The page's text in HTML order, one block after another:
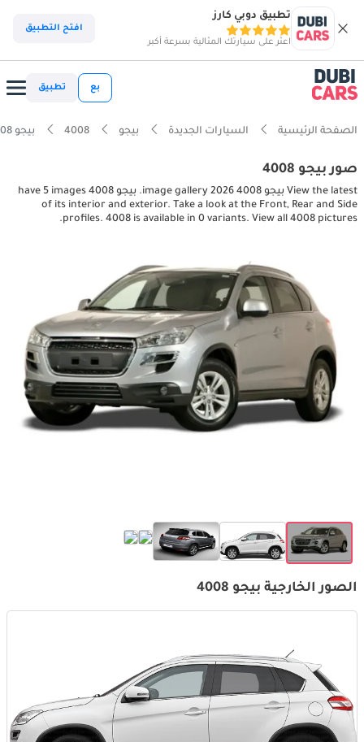
تطبيق دوبي كارز
اعثر على سيارتك المثالية بسرعة أكبر
افتح التطبيق
بع تطبيق
الصفحة الرئيسية السيارات الجديدة بيجو 4008 بيجو 4008 interior, exterior pictures
صور بيجو 4008
View the latest بيجو 4008 2026 image gallery. بيجو 4008 have 5 images
of its interior and exterior. Take a look at the Front, Rear and Side
profiles. 4008 is available in 0 variants. View all 4008 pictures.
الصور الخارجية بيجو 4008